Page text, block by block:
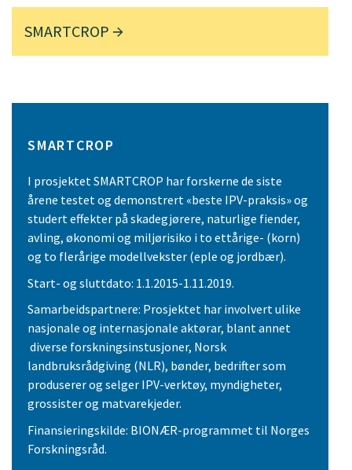
SMARTCROP
SMARTCROP
I prosjektet SMARTCROP har forskerne de siste
årene testet og demonstrert «beste IPV-praksis» og
studert effekter på skadegjørere, naturlige fiender,
avling, økonomi og miljørisiko i to ettårige- (korn)
og to flerårige modellvekster (eple og jordbær).
Start- og sluttdato: 1.1.2015-1.11.2019.
Samarbeidspartnere: Prosjektet har involvert ulike
nasjonale og internasjonale aktørar, blant annet
diverse forskningsinstusjoner, Norsk
landbruksrådgiving (NLR), bønder, bedrifter som
produserer og selger IPV-verktøy, myndigheter,
grossister og matvarekjeder.
Finansieringskilde: BIONÆR-programmet til Norges
Forskningsråd.